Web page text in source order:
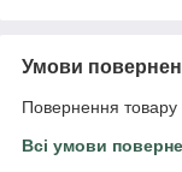
Умови
Повернення товару
Всі умови